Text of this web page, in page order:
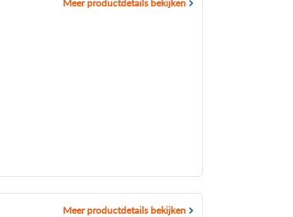
Meer productdetails bekijken
Meer productdetails bekijken